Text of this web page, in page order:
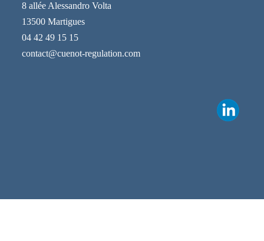
8 allée Alessandro Volta
13500 Martigues
04 42 49 15 15
contact@cuenot-regulation.com